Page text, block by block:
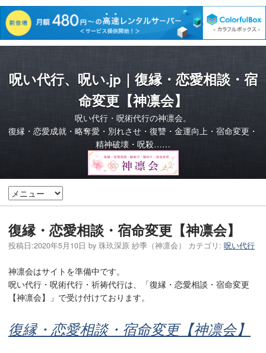
呪い代行、呪い.jp｜復縁・恋愛相談・宿
命変更【神凛会】
呪い代行・呪術代行の神凛会。
復縁・恋愛成就・略奪愛・別れさせ・復讐・金運向上・宿命変更・
精神破壊・呪殺……
復縁・恋愛相談・宿命変更【神凛会】
投稿日:2020年5月10日 by 珠玖深原 紗季（神凛会） カテゴリ: 呪い代行
神凛会はサイトを準備中です。
呪い代行・呪術代行・祈祷代行は、「復縁・恋愛相談・宿命変更
【神凛会】」で受け付けております。
復縁・恋愛相談・宿命変更【神凛会】